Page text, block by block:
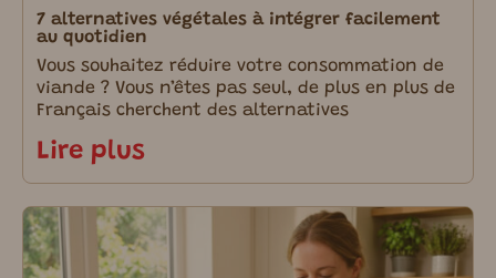
7 alternatives végétales à intégrer facilement
au quotidien
Vous souhaitez réduire votre consommation de
viande ? Vous n’êtes pas seul, de plus en plus de
Français cherchent des alternatives
Lire plus